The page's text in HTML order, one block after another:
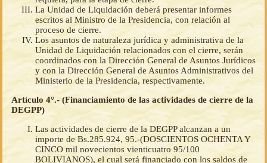
La Unidad de Liquidación deberá presentar informes
escritos al Ministro de la Presidencia, con relación al
proceso de cierre.
Los asuntos de naturaleza jurídica y administrativa de la
Unidad de Liquidación relacionados con el cierre, serán
coordinados con la Dirección General de Asuntos Jurídicos
y con la Dirección General de Asuntos Administrativos del
Ministerio de la Presidencia, respectivamente.
Artículo 4°.- (Financiamiento de las actividades de cierre de la
DEGPP)
Las actividades de cierre de la DEGPP alcanzan a un
importe de Bs.285.924, 95.-(DOSCIENTOS OCHENTA Y
CINCO mil novecientos vienticuatro 95/100
BOLIVIANOS), el cual será financiado con los saldos de